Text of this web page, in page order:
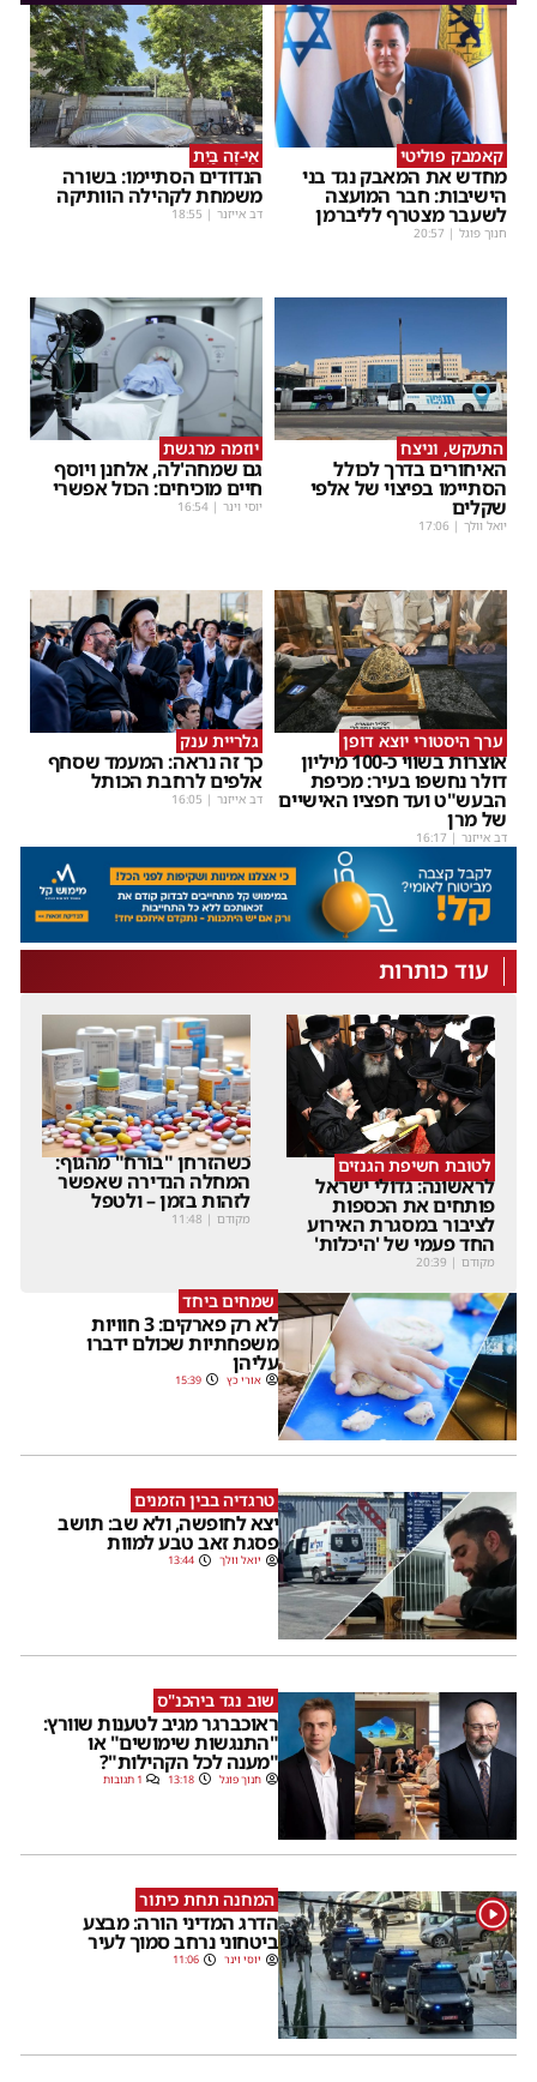
קאמבק פוליטי
מחדש את המאבק נגד בני
הישיבות: חבר המועצה
לשעבר מצטרף לליברמן
חנוך פוגל |
20:57
אֵי-זֶה בַּיִת
הנדודים הסתיימו: בשורה
משמחת לקהילה הוותיקה
דב אייזנר |
18:55
התעקש, וניצח
האיחורים בדרך לכולל
הסתיימו בפיצוי של אלפי
שקלים
יואל וולך |
17:06
יוזמה מרגשת
גם שמחה'לה, אלחנן ויוסף
חיים מוכיחים: הכול אפשרי
יוסי וינר |
16:54
ערך היסטורי יוצא דופן
אוצרות בשווי כ-100 מיליון
דולר נחשפו בעיר: מכיפת
הבעש"ט ועד חפציו האישיים
של מרן
דב אייזנר |
16:17
גלריית ענק
כך זה נראה: המעמד שסחף
אלפים לרחבת הכותל
דב אייזנר |
16:05
עוד כותרות
לטובת חשיפת הגנזים
לראשונה: גדולי ישראל
פותחים את הכספות
לציבור במסגרת האירוע
החד פעמי של 'היכלות'
מקודם |
20:39
כשהזרחן "בורח" מהגוף:
המחלה הנדירה שאפשר
לזהות בזמן – ולטפל
מקודם |
11:48
שמחים ביחד
לא רק פארקים: 3 חוויות
משפחתיות שכולם ידברו
עליהן
אורי כץ 15:39
טרגדיה בבין הזמנים
יצא לחופשה, ולא שב: תושב
פסגת זאב טבע למוות
יואל וולך 13:44
שוב נגד ביהכנ"ס
ראוכברגר מגיב לטענות שוורץ:
"התנגשות שימושים" או
"מענה לכל הקהילות"?
חנוך פוגל 13:18 1 תגובות
1 המחנה תחת כיתור
הדרג המדיני הורה: מבצע
ביטחוני נרחב סמוך לעיר
יוסי וינר 11:06